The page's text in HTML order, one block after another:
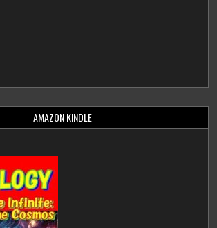
AMAZON KINDLE